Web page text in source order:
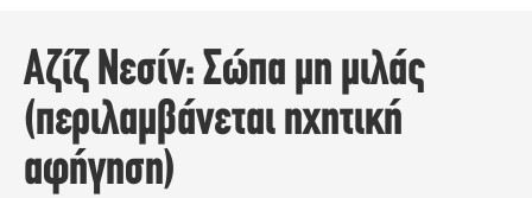
Αζίζ Νεσίν: Σώπα μη μιλάς
(περιλαμβάνεται ηχητική
αφήγηση)